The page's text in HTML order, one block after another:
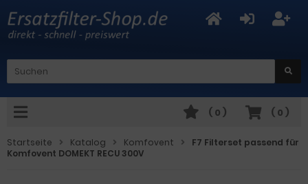
( 0 )
( 0 )
Startseite Katalog Komfovent
F7 Filterset passend für
Komfovent DOMEKT RECU 300V